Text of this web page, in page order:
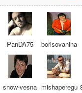
PanDA75 borisovanina
snow-vesna